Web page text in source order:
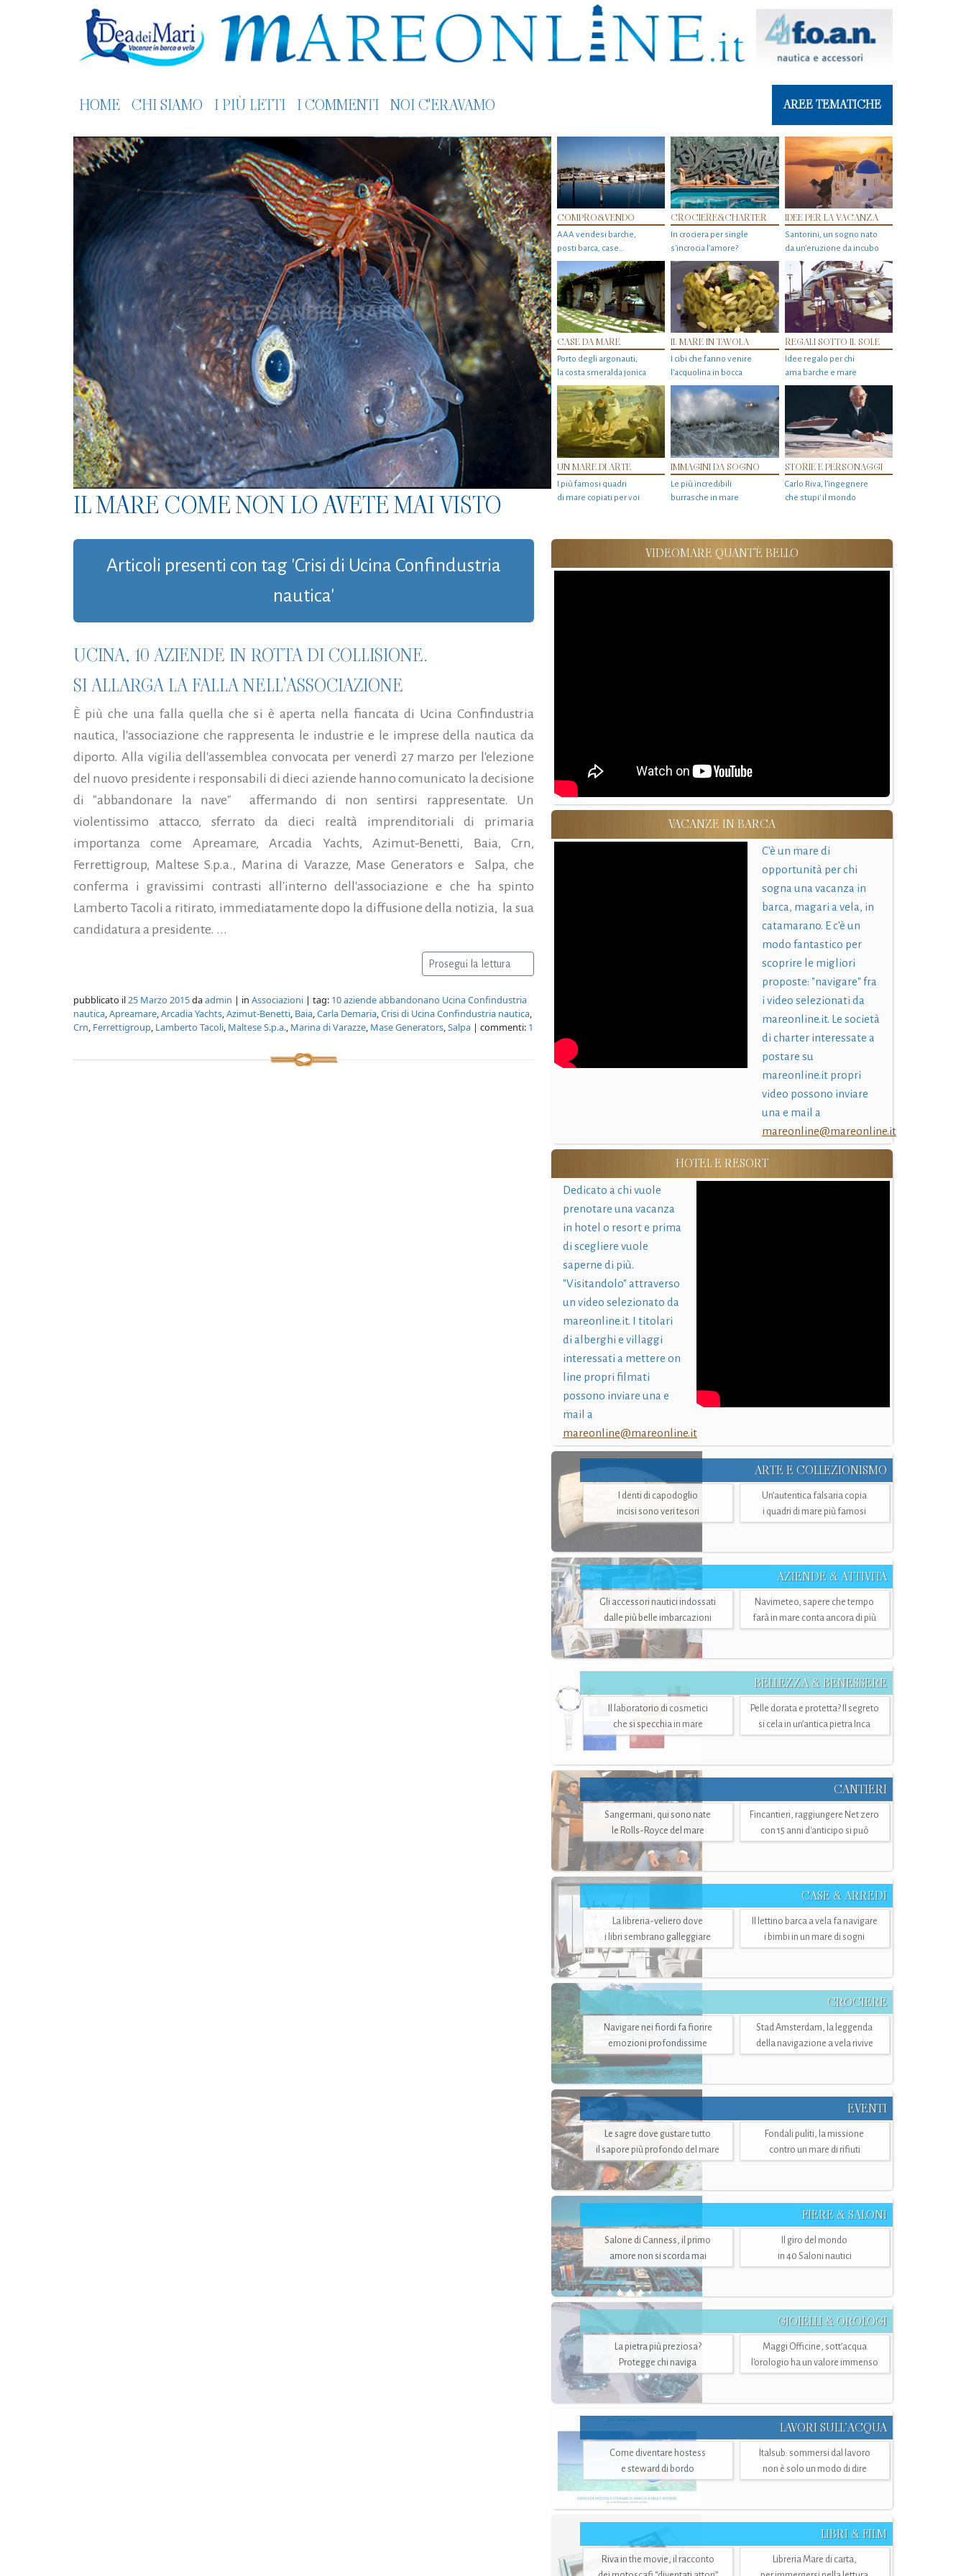
HOME CHI SIAMO I PIÙ LETTI I COMMENTI NOI C'ERAVAMO AREE TEMATICHE
IL MARE COME NON LO AVETE MAI VISTO
COMPRO&VENDO
AAA vendesi barche,
posti barca, case…
CROCIERE&CHARTER
In crociera per single
s'incrocia l’amore?
IDEE PER LA VACANZA
Santorini, un sogno nato
da un’eruzione da incubo
CASE DA MARE
Porto degli argonauti,
la costa smeralda jonica
IL MARE IN TAVOLA
I cibi che fanno venire
l’acquolina in bocca
REGALI SOTTO IL SOLE
Idee regalo per chi
ama barche e mare
UN MARE DI ARTE
I più famosi quadri
di mare copiati per voi
IMMAGINI DA SOGNO
Le più incredibili
burrasche in mare
STORIE E PERSONAGGI
Carlo Riva, l’ingegnere
che stupi' il mondo
Articoli presenti con tag 'Crisi di Ucina Confindustria
nautica'
UCINA, 10 AZIENDE IN ROTTA DI COLLISIONE.
SI ALLARGA LA FALLA NELL'ASSOCIAZIONE
È più che una falla quella che si è aperta nella fiancata di Ucina Confindustria
nautica, l'associazione che rappresenta le industrie e le imprese della nautica da
diporto. Alla vigilia dell'assemblea convocata per venerdì 27 marzo per l'elezione
del nuovo presidente i responsabili di dieci aziende hanno comunicato la decisione
di "abbandonare la nave" affermando di non sentirsi rappresentate. Un
violentissimo attacco, sferrato da dieci realtà imprenditoriali di primaria
importanza come Apreamare, Arcadia Yachts, Azimut-Benetti, Baia, Crn,
Ferrettigroup, Maltese S.p.a., Marina di Varazze, Mase Generators e Salpa, che
conferma i gravissimi contrasti all'interno dell'associazione e che ha spinto
Lamberto Tacoli a ritirato, immediatamente dopo la diffusione della notizia, la sua
candidatura a presidente. ...
Prosegui la lettura
pubblicato il25 Marzo 2015daadmin | in Associazioni | tag: 10 aziende abbandonano Ucina Confindustria
nautica,Apreamare,Arcadia Yachts,Azimut-Benetti, Baia,Carla Demaria,Crisi di Ucina Confindustria nautica,
Crn, Ferrettigroup, Lamberto Tacoli, Maltese S.p.a., Marina di Varazze, Mase Generators,Salpa | commenti: 1
VIDEOMARE QUANT'È BELLO
VACANZE IN BARCA
C'è un mare di
opportunità per chi
sogna una vacanza in
barca, magari a vela, in
catamarano. E c'è un
modo fantastico per
scoprire le migliori
proposte: "navigare" fra
i video selezionati da
mareonline.it. Le società
di charter interessate a
postare su
mareonline.it propri
video possono inviare
una e mail a
mareonline@mareonline.it
HOTEL E RESORT
Dedicato a chi vuole
prenotare una vacanza
in hotel o resort e prima
di scegliere vuole
saperne di più.
"Visitandolo" attraverso
un video selezionato da
mareonline.it. I titolari
di alberghi e villaggi
interessati a mettere on
line propri filmati
possono inviare una e
mail a
mareonline@mareonline.it
ARTE E COLLEZIONISMO
I denti di capodoglio
incisi sono veri tesori
Un’autentica falsaria copia
i quadri di mare più famosi
AZIENDE & ATTIVITÀ
Gli accessori nautici indossati
dalle più belle imbarcazioni
Navimeteo, sapere che tempo
farà in mare conta ancora di più
BELLEZZA & BENESSERE
Il laboratorio di cosmetici
che si specchia in mare
Pelle dorata e protetta? Il segreto
si cela in un’antica pietra Inca
CANTIERI
Sangermani, qui sono nate
le Rolls-Royce del mare
Fincantieri, raggiungere Net zero
con 15 anni d'anticipo si può
CASE & ARREDI
La libreria-veliero dove
i libri sembrano galleggiare
Il lettino barca a vela fa navigare
i bimbi in un mare di sogni
CROCIERE
Navigare nei fiordi fa fiorire
emozioni profondissime
Stad Amsterdam, la leggenda
della navigazione a vela rivive
EVENTI
Le sagre dove gustare tutto
il sapore più profondo del mare
Fondali puliti, la missione
contro un mare di rifiuti
FIERE & SALONI
Salone di Canness, il primo
amore non si scorda mai
Il giro del mondo
in 40 Saloni nautici
GIOIELLI & OROLOGI
La pietra più preziosa?
Protegge chi naviga
Maggi Officine, sott’acqua
l'orologio ha un valore immenso
LAVORI SULL’ACQUA
Come diventare hostess
e steward di bordo
Italsub: sommersi dal lavoro
non è solo un modo di dire
LIBRI & FILM
Riva in the movie, il racconto
Libreria Mare di carta,